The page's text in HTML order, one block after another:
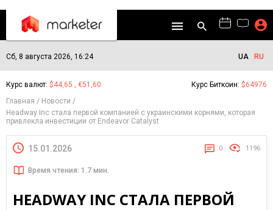
Сб, 8 августа 2026, 16:24 UA RU
Курс валют: $44,65 , €51,60 Курс Биткоин: $64976
Главная
Новости
Headway Inc стала первой компанией с украинскими корнями, которая
привлекла инвестиции от Endeavor Catalyst
15.01.2026 0 1196
Время чтения: 1.7 мин.
HEADWAY INC СТАЛА ПЕРВОЙ